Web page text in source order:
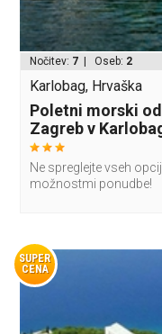
Nočitev: 7 | Oseb: 2
Karlobag, Hrvaška
Poletni morski
Zagreb v
Ne spreglejte vseh
možnostmi ponudbe!
SUPER
CENA